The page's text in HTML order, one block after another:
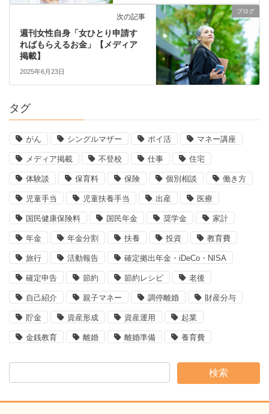
ブログ
次の記事
週刊女性自身「女ひとり申請す
ればもらえるお金」【メディア
掲載】
2025年6月23日
タグ
がん シングルマザー ポイ活 マネー講座
メディア掲載 不登校 仕事 住宅
体験談 保育料 保険 個別相談 働き方
児童手当 児童扶養手当 出産 医療
国民健康保険料 国民年金 奨学金 家計
年金 年金分割 扶養 投資 教育費
旅行 活動報告 確定拠出年金・iDeCo・NISA
確定申告 節約 節約レシピ 老後
自己紹介 親子マネー 調停離婚 財産分与
貯金 資産形成 資産運用 起業
金銭教育 離婚 離婚準備 養育費